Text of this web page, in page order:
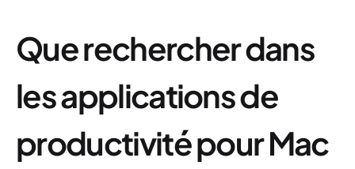
Que rechercher dans
les applications de
productivité pour Mac